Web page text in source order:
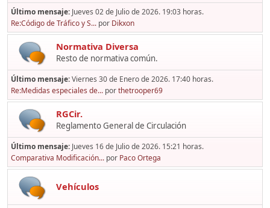
Último mensaje: Jueves 02 de Julio de 2026. 19:03 horas.
Re:Código de Tráfico y S... por Dikxon
Normativa Diversa
Resto de normativa común.
Último mensaje:Viernes 30 de Enero de 2026. 17:40 horas.
Re:Medidas especiales de... porthetrooper69
RGCir.
Reglamento General de Circulación
Último mensaje: Jueves 16 de Julio de 2026. 15:21 horas.
Comparativa Modificación... por Paco Ortega
Vehículos